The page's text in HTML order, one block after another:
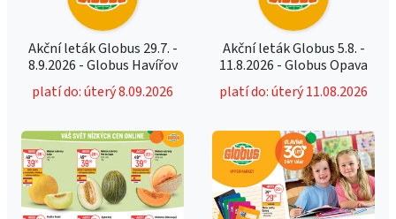
Akční leták Globus 29.7. -
8.9.2026 - Globus Havířov
platí do: úterý 8.09.2026
Akční leták Globus 5.8. -
11.8.2026 - Globus Opava
platí do: úterý 11.08.2026